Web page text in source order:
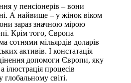
у пенсiонерiв – вони
А найвище – у жiнок вiком
зараз значною мiрою
Крiм того, Європа
сотнями мiльярдiв доларiв
активiв. I констатацiя
допомоги Європи, яку
iлюстрацiя процесiв
глобальному свiтi.